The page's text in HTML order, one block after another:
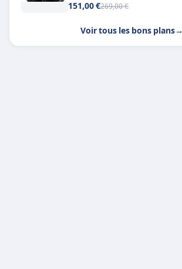
151,00 €269,00 €
Voir tous les bons plans→